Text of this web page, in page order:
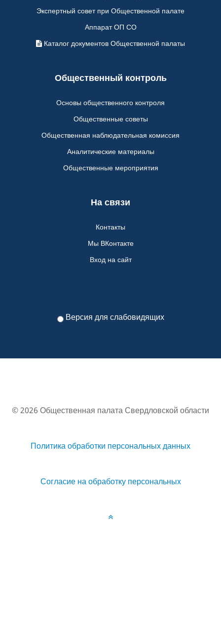
Экспертный совет при Общественной палате
Аппарат ОП СО
Каталог документов Общественной палаты
Общественный контроль
Основы общественного контроля
Общественные советы
Общественная наблюдательная комиссия
Аналитические материалы
Общественные мероприятия
На связи
Контакты
Мы ВКонтакте
Вход на сайт
Версия для слабовидящих
© 2026 Общественная палата Свердловской области
Политика обработки персональных данных
Согласие на обработку персональных